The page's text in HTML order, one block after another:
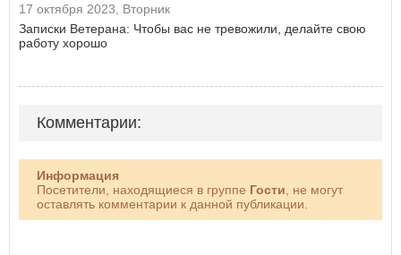
17 октября 2023, Вторник
Записки Ветерана: Чтобы вас не тревожили, делайте свою
работу хорошо
Комментарии:
Информация
Посетители, находящиеся в группе Гости , не могут
оставлять комментарии к данной публикации.